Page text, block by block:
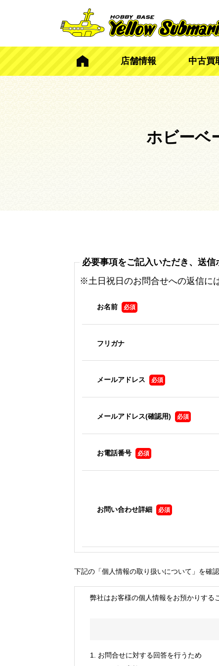
店舗情報 中古買
ホビーベ
必要事項をご記入いただき、送信
※土日祝日のお問合せへの返信に
お名前 必須
フリガナ
メールアドレス 必須
メールアドレス(確認用) 必須
お電話番号 必須
お問い合わせ詳細 必須
下記の「個人情報の取り扱いについて」を確
弊社はお客様の個人情報をお預かりする
1. お問合せに対する回答を行うため